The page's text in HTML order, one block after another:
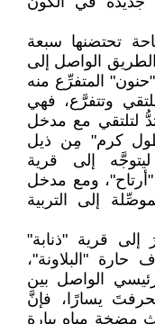
تحتضنها سبعة
الواصل إلى
المتفرِّع منه
وتتفرَّع، فهي
لتلتقي مع مدخل
كرم" مِن ذيل
إلى قرية
ومع مدخل
إلى التربية
قرية "ذنابة"
"البلاونة"،
الواصل بين
يسارًا، فإنَّ
مضخة مياه بيارة